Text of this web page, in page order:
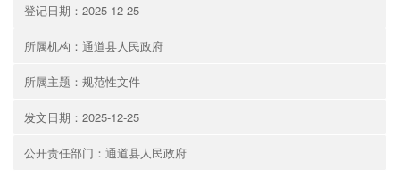
登记日期：2025-12-25
所属机构：通道县人民政府
所属主题：规范性文件
发文日期：2025-12-25
公开责任部门：通道县人民政府